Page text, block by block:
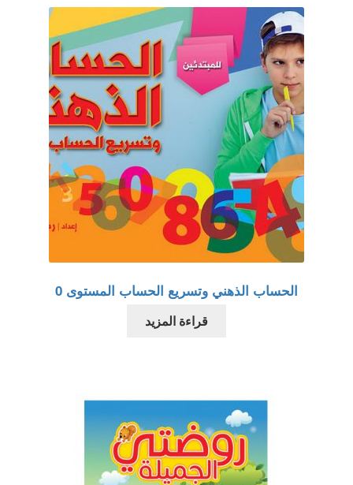
الحساب الذهني وتسريع الحساب المستوى 0
قراءة المزيد